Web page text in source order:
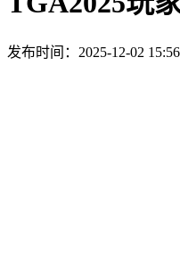
发布时间：2025-12-02